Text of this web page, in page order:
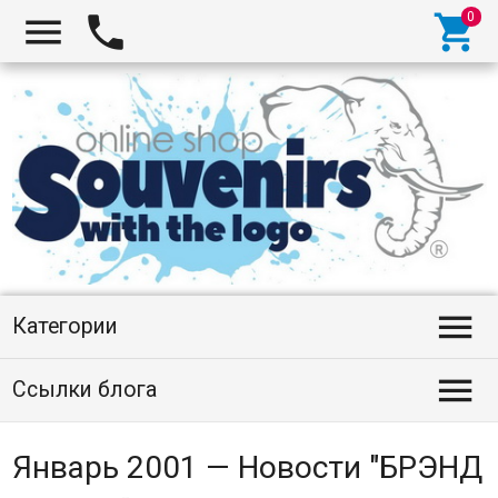
  
Категории 
Ссылки блога 
Январь 2001 — Новости "БРЭНД